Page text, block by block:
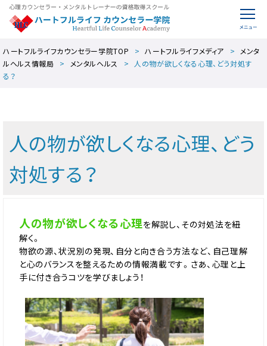
ハートフルライフカウンセラー学院TOP ハートフルライフメディア
メンタ
ルヘルス情報局
メンタルヘルス
人の物が欲しくなる心理、どう対処す
る？
人の物が欲しくなる心理、どう
対処する？
人の物が欲しくなる心理を解説し、その対処法を紐
解く。
物欲の源、状況別の発現、自分と向き合う方法など、自己理解
と心のバランスを整えるための情報満載です。さあ、心理と上
手に付き合うコツを学びましょう！